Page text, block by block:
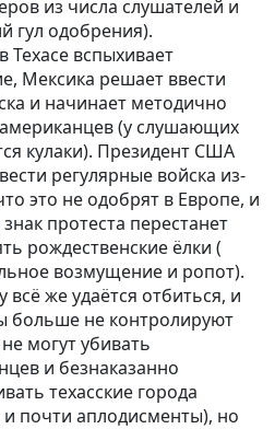
из числа слушателей и
гул одобрения).
Техасе вспыхивает
Мексика решает ввести
и начинает методично
(у слушающих
кулаки). Президент США
регулярные войска из-
это не одобрят в Европе, и
протеста перестанет
рождественские ёлки (
возмущение и ропот).
всё же удаётся отбиться, и
больше не контролируют
могут убивать
и безнаказанно
техасские города
и почти аплодисменты), но